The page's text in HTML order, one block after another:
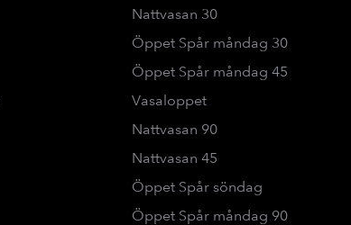
Nattvasan 30
Öppet Spår måndag 30
Öppet Spår måndag 45
Vasaloppet
Nattvasan 90
Nattvasan 45
Öppet Spår söndag
Öppet Spår måndag 90